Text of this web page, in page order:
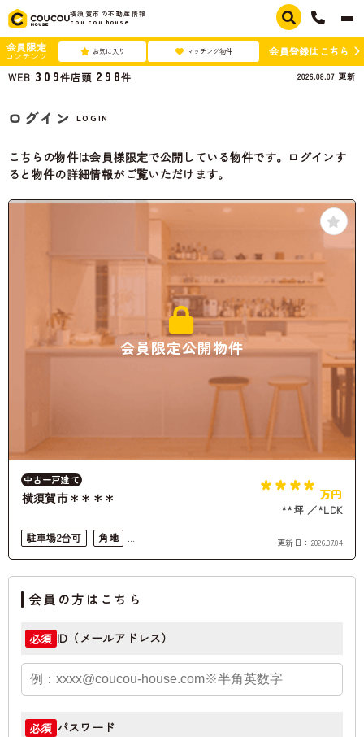
横須賀市の不動産情報
cou cou house
会員限定
コンテンツ お気に入り マッチング物件
会員登録はこちら
WEB 309件店頭 298件 2026.08.07 更新
ログイン LOGIN
こちらの物件は会員様限定で公開している物件です。ログインす
ると物件の詳細情報がご覧いただけます。
会員限定公開物件
中古一戸建て
横須賀市＊＊＊＊ **** 万円
**坪
*LDK
駐車場2台可
角地
更新日： 2026.07.04
会員の方はこちら
必須 ID（メールアドレス）
必須 パスワード